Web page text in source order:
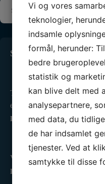
Seneste 3 indlæg
Tusinde tak til alle, der havde
efterårsvejr…
LÆS MERE »
Kredsmesterskab 2025
2. september 2025
Vi har været til
LÆS MERE »
Vi og vores
teknologier,
indsamle
formål, herunder:
bedre
statistik og
kan blive delt med
analysepartnere,
med data, du
de har indsamlet
tjenester. Ved at
samtykke til disse